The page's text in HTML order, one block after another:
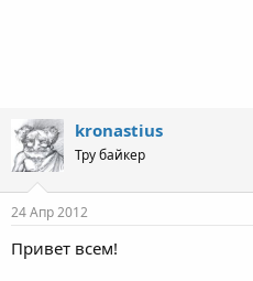
kronastius
Тру байкер
24 Апр 2012
Привет всем!